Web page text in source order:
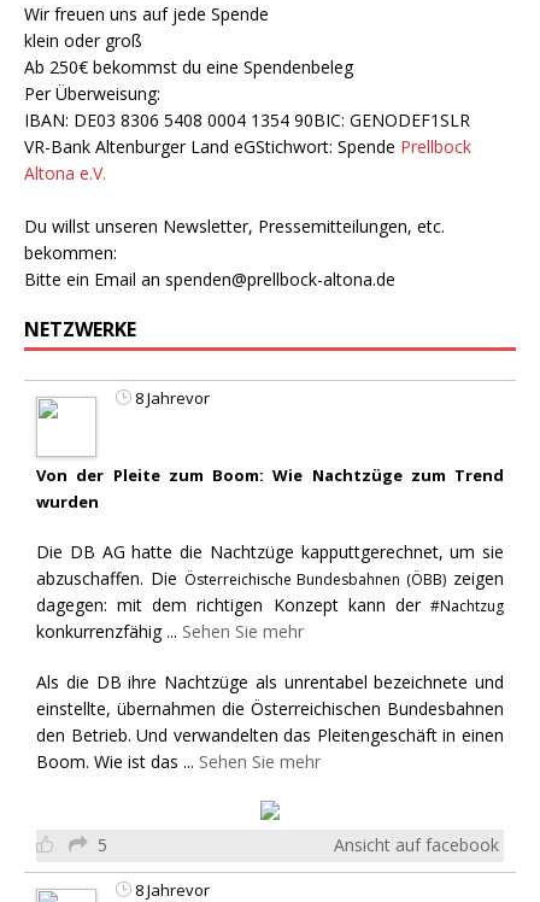
Wir freuen uns auf jede Spende
klein oder groß
Ab 250€ bekommst du eine Spendenbeleg
Per Überweisung:
IBAN: DE03 8306 5408 0004 1354 90BIC: GENODEF1SLR
VR-Bank Altenburger Land eGStichwort: Spende Prellbock
Altona e.V.
Du willst unseren Newsletter, Pressemitteilungen, etc.
bekommen:
Bitte ein Email an spenden@prellbock-altona.de
NETZWERKE
8 Jahrevor
Von der Pleite zum Boom: Wie Nachtzüge zum Trend
wurden
Die DB AG hatte die Nachtzüge kapputtgerechnet, um sie
abzuschaffen. Die Österreichische Bundesbahnen (ÖBB) zeigen
dagegen: mit dem richtigen Konzept kann der #Nachtzug
konkurrenzfähig ... Sehen Sie mehr
Als die DB ihre Nachtzüge als unrentabel bezeichnete und
einstellte, übernahmen die Österreichischen Bundesbahnen
den Betrieb. Und verwandelten das Pleitengeschäft in einen
Boom. Wie ist das ... Sehen Sie mehr
5 Ansicht auf facebook
8 Jahrevor